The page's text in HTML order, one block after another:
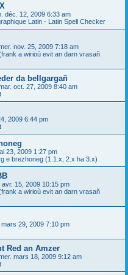
déc. 12, 2009 6:33 am
Latin - Latin Spell Checker
nov. 25, 2009 7:18 am
a wirioù evit an darn vrasañ
da bellgargañ
oct. 27, 2009 8:40 am
2009 6:44 pm
23, 2009 1:27 pm
e brezhoneg (1.1.x, 2.x ha 3.x)
avr. 15, 2009 10:15 pm
a wirioù evit an darn vrasañ
mars 29, 2009 7:10 pm
Red an Amzer
mars 18, 2009 9:12 am